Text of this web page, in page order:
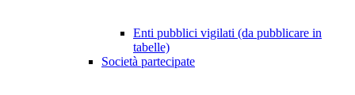
Enti pubblici vigilati (da pubblicare in
tabelle)
Società partecipate